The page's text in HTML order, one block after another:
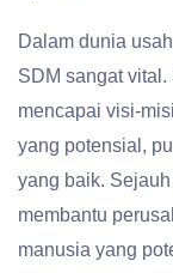
Dalam dunia
SDM sangat
mencapai visi-
yang potensial,
yang baik.
membantu
manusia yang